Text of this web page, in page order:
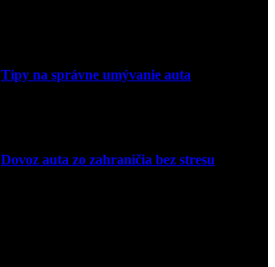
Tipy na správne umývanie auta
Dovoz auta zo zahraničia bez stresu